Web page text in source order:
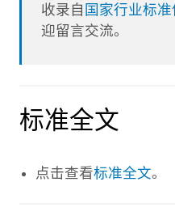
收录自 国家行业标
迎留言交流。
标准全文
点击查看标准全文。